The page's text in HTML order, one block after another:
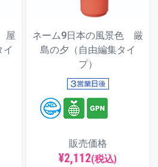
屋
イ
ネーム9日本の風景色 厳
島の夕（自由編集タイ
プ）
販売価格
¥2,112(税込)